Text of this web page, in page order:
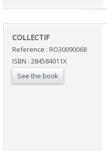
‎COLLECTIF‎
Reference : RO30090068
ISBN : 284584011X
See the book